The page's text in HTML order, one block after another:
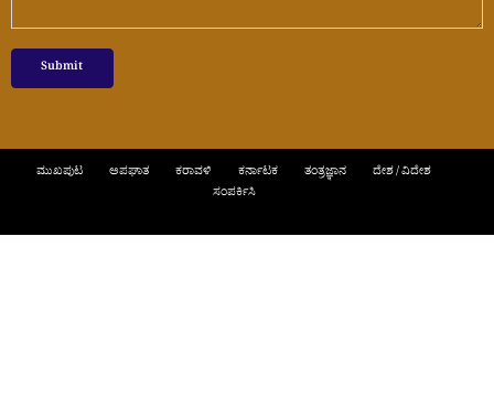
ಮುಖಪುಟ ಅಪಘಾತ ಕರಾವಳಿ ಕರ್ನಾಟಕ ತಂತ್ರಜ್ಞಾನ
ದೇಶ / ವಿದೇಶ
ಸಂಪರ್ಕಿಸಿ